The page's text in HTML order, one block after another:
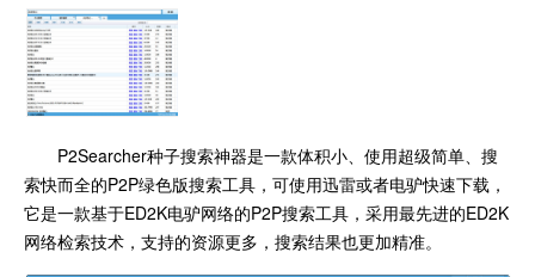
P2Searcher种子搜索神器是一款体积小、使用超级简单、搜
索快而全的P2P绿色版搜索工具，可使用迅雷或者电驴快速下载，
它是一款基于ED2K电驴网络的P2P搜索工具，采用最先进的ED2K
网络检索技术，支持的资源更多，搜索结果也更加精准。